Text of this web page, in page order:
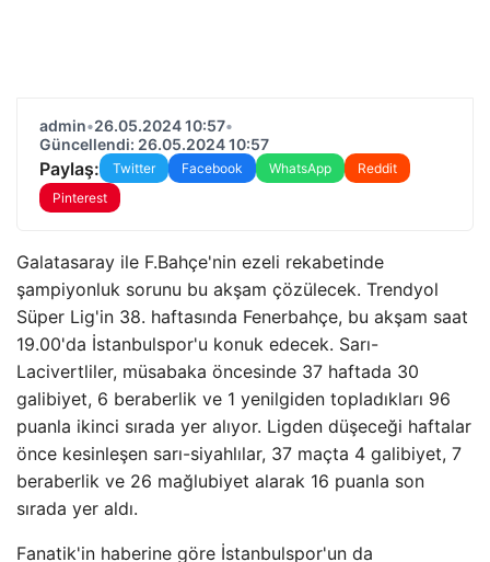
admin•26.05.2024 10:57•
Güncellendi: 26.05.2024 10:57
Paylaş: Twitter Facebook WhatsApp
Reddit
Pinterest
Galatasaray ile F.Bahçe'nin ezeli rekabetinde
şampiyonluk sorunu bu akşam çözülecek. Trendyol
Süper Lig'in 38. haftasında Fenerbahçe, bu akşam saat
19.00'da İstanbulspor'u konuk edecek. Sarı-
Lacivertliler, müsabaka öncesinde 37 haftada 30
galibiyet, 6 beraberlik ve 1 yenilgiden topladıkları 96
puanla ikinci sırada yer alıyor. Ligden düşeceği haftalar
önce kesinleşen sarı-siyahlılar, 37 maçta 4 galibiyet, 7
beraberlik ve 26 mağlubiyet alarak 16 puanla son
sırada yer aldı.
Fanatik'in haberine göre İstanbulspor'un da